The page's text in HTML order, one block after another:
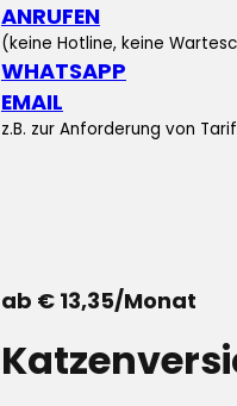
ANRUFEN
(keine Hotline, keine
WHATSAPP
EMAIL
z.B. zur Anforderung von
ab € 13,35/Monat